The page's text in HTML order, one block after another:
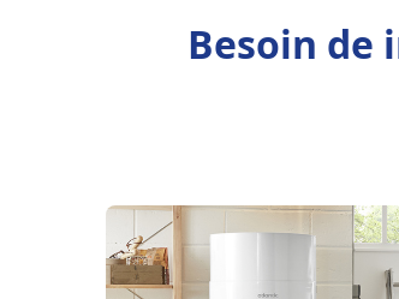
Besoin de